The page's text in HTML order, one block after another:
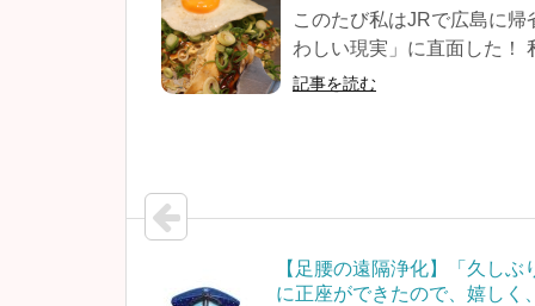
このたび私はJRで広島に
わしい現実」に直面した！
記事を読む
【足腰の遠隔浄化】「久しぶ
に正座ができたので、嬉しく